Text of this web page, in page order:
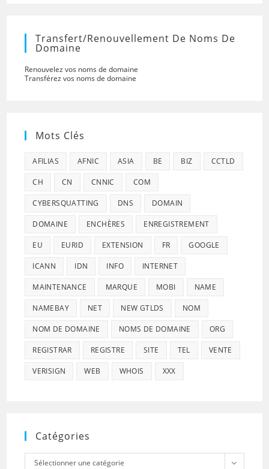
Transfert/renouvellement De Noms De
Domaine
Renouvelez vos noms de domaine
Transférez vos noms de domaine
Mots Clés
AFILIAS AFNIC ASIA BE BIZ CCTLD
CH CN CNNIC COM
CYBERSQUATTING DNS DOMAIN
DOMAINE ENCHÈRES ENREGISTREMENT
EU EURID EXTENSION FR GOOGLE
ICANN IDN INFO INTERNET
MAINTENANCE MARQUE MOBI NAME
NAMEBAY NET NEW GTLDS NOM
NOM DE DOMAINE NOMS DE DOMAINE ORG
REGISTRAR REGISTRE SITE TEL VENTE
VERISIGN WEB WHOIS XXX
Catégories
Catégories
Sélectionner une catégorie